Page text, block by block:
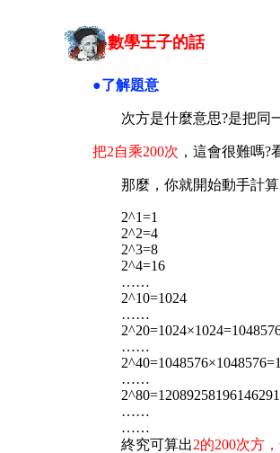
數學王子的話
●了解題意
次方是什麼意思?是把同
把2自乘200次 ，這會很難嗎
那麼，你就開始動手計
2^1=1
2^2=4
2^3=8
2^4=16
……
2^10=1024
……
……
……
……
……
終究可算出2的200次方